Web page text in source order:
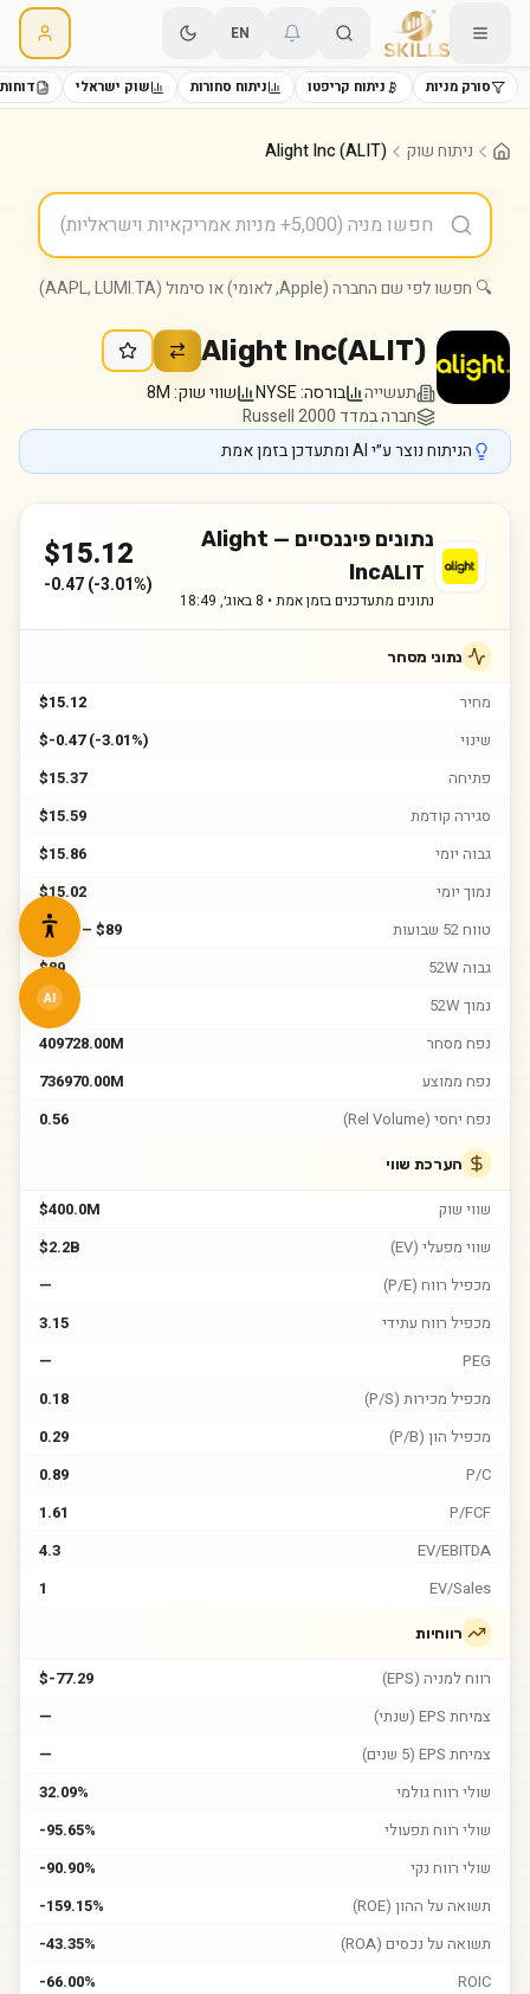
EN
סורק מניות ניתוח קריפטו ניתוח סחורות שוק ישראלי
ניתוח שוק Alight Inc (ALIT)
🔍 חפשו לפי שם החברה (Apple, לאומי) או סימול (AAPL, LUMI.TA)
Alight Inc(ALIT)
תעשייה בורסה:NYSE שווי שוק:8M
חברה במדד Russell 2000
הניתוח נוצר ע״י AI ומתעדכן בזמן אמת
נתונים פיננסיים — Alight
IncALIT
נתונים מתעדכנים בזמן אמת • 8 באוג׳, 18:49
$15.12
-0.47(-3.01%)
נתוני מסחר
מחיר
$15.12
שינוי
$-0.47 (-3.01%)
פתיחה
$15.37
סגירה קודמת
$15.59
גבוה יומי
$15.86
נמוך יומי
$15.02
טווח 52 שבועות
$9.58 – $89
גבוה 52W
$89
נמוך 52W
$9.58
נפח מסחר
409728.00M
נפח ממוצע
736970.00M
נפח יחסי (Rel Volume)
0.56
הערכת שווי
שווי שוק
$400.0M
שווי מפעלי (EV)
$2.2B
מכפיל רווח (P/E)
—
מכפיל רווח עתידי
3.15
PEG
—
מכפיל מכירות (P/S)
0.18
מכפיל הון (P/B)
0.29
P/C
0.89
P/FCF
1.61
EV/EBITDA
4.3
EV/Sales
1
רווחיות
רווח למניה (EPS)
$-77.29
צמיחת EPS (שנתי)
—
צמיחת EPS (5 שנים)
—
שולי רווח גולמי
32.09%
שולי רווח תפעולי
-95.65%
שולי רווח נקי
-90.90%
תשואה על ההון (ROE)
-159.15%
תשואה על נכסים (ROA)
-43.35%
ROIC
-66.00%
AI